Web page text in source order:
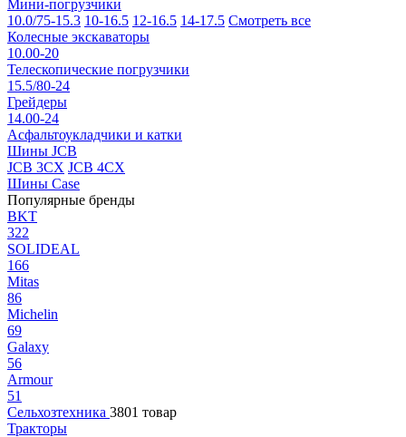
Мини-погрузчики
10.0/75-15.3 10-16.5 12-16.5 14-17.5 Смотреть все
Колесные экскаваторы
10.00-20
Телескопические погрузчики
15.5/80-24
Грейдеры
14.00-24
Асфальтоукладчики и катки
Шины JCB
JCB 3CX JCB 4CX
Шины Case
Популярные бренды
BKT
322
SOLIDEAL
166
Mitas
86
Michelin
69
Galaxy
56
Armour
51
Сельхозтехника 3801 товар
Тракторы